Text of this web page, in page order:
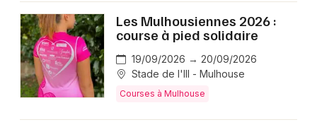
Les Mulhousiennes 2026 :
course à pied solidaire
19/09/2026 → 20/09/2026
Stade de l'Ill - Mulhouse
Courses à Mulhouse